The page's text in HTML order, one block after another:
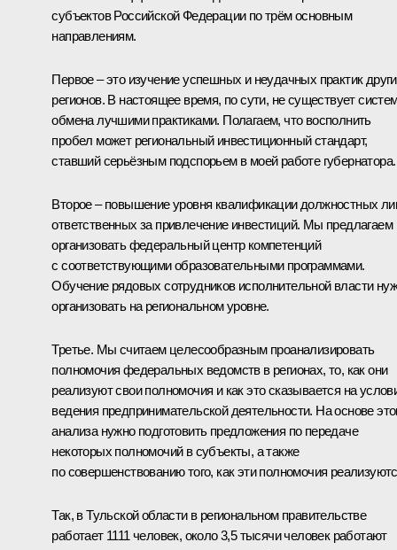
субъектов Российской Федерации по трём основным
направлениям.
Первое – это изучение успешных и неудачных практик
регионов. В настоящее время, по сути, не существует
обмена лучшими практиками. Полагаем, что восполнить
пробел может региональный инвестиционный стандарт,
ставший серьёзным подспорьем в моей работе губернатора.
Второе – повышение уровня квалификации должностных
ответственных за привлечение инвестиций. Мы предлагаем
организовать федеральный центр компетенций
с соответствующими образовательными программами.
Обучение рядовых сотрудников исполнительной власти
организовать на региональном уровне.
Третье. Мы считаем целесообразным проанализировать
полномочия федеральных ведомств в регионах, то, как они
реализуют свои полномочия и как это сказывается на
ведения предпринимательской деятельности. На основе
анализа нужно подготовить предложения по передаче
некоторых полномочий в субъекты, а также
по совершенствованию того, как эти полномочия
Так, в Тульской области в региональном правительстве
работает 1111 человек, около 3,5 тысячи человек работают